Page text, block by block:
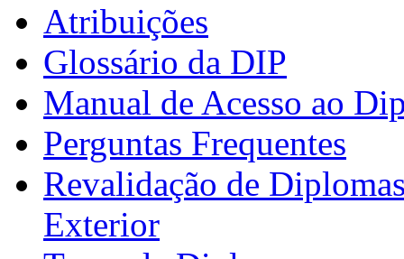
Atribuições
Glossário da DIP
Manual de Acesso ao
Perguntas Frequentes
Revalidação de
Exterior